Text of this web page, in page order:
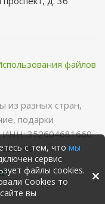
файлов
из разных стран,
пoдарки
ИНН: 352604681660
с тем, что мы
сервис
файлы cookies.
Cookies то
вы